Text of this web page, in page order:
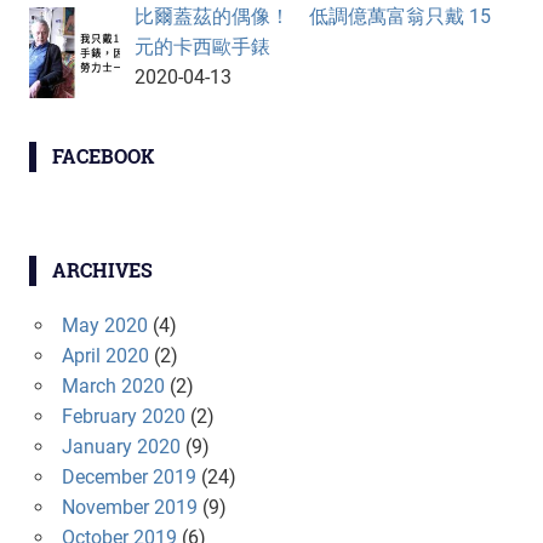
比爾蓋茲的偶像！ 低調億萬富翁只戴 15
元的卡西歐手錶
2020-04-13
FACEBOOK
ARCHIVES
May 2020 (4)
April 2020 (2)
March 2020 (2)
February 2020 (2)
January 2020 (9)
December 2019 (24)
November 2019 (9)
October 2019 (6)